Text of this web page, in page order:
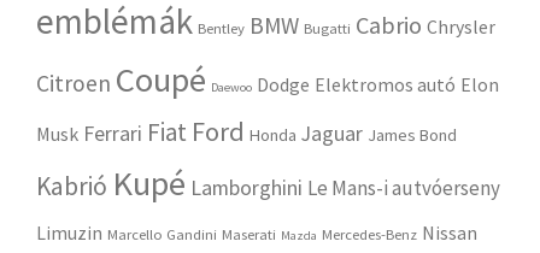
emblémák Bentley BMW Bugatti Cabrio Chrysler
Citroen Coupé Daewoo Dodge Elektromos autó Elon
Musk Ferrari Fiat Ford Honda Jaguar James Bond
Kabrió Kupé Lamborghini Le Mans-i autvóerseny
Limuzin Marcello Gandini Maserati Mazda Mercedes-Benz Nissan